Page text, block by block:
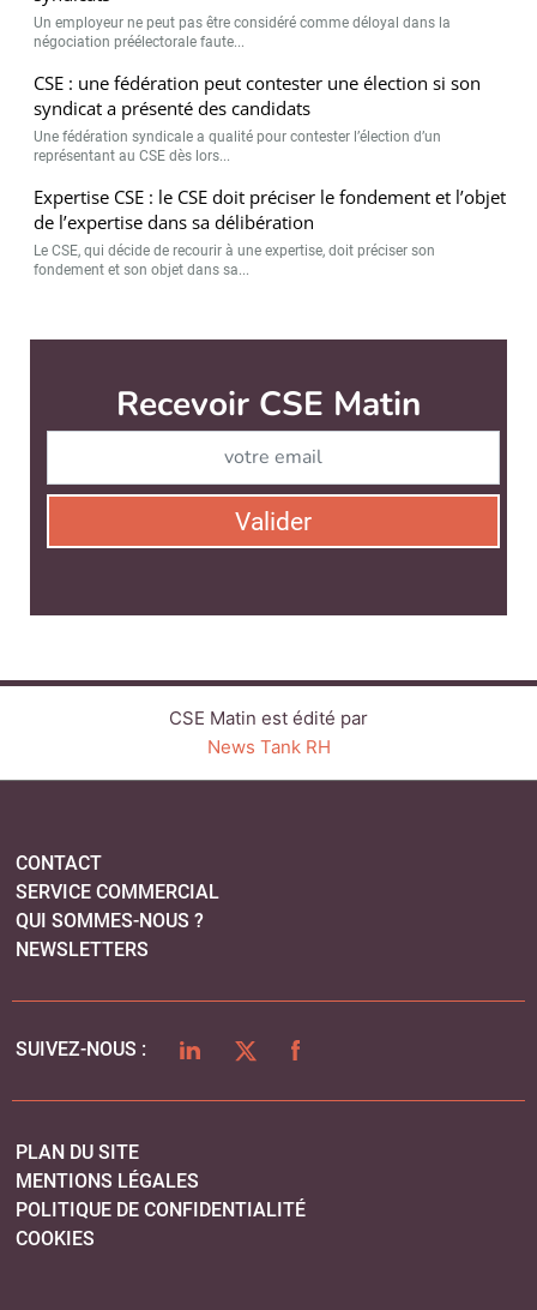
Un employeur ne peut pas être considéré comme déloyal dans la
négociation préélectorale faute...
CSE : une fédération peut contester une élection si son
syndicat a présenté des candidats
Une fédération syndicale a qualité pour contester l’élection d’un
représentant au CSE dès lors...
Expertise CSE : le CSE doit préciser le fondement et l’objet
de l’expertise dans sa délibération
Le CSE, qui décide de recourir à une expertise, doit préciser son
fondement et son objet dans sa...
CSE Matin est édité par
QUI SOMMES-NOUS ?
LINKEDINTWITTERFACEBOOK
MENTIONS LÉGALES
POLITIQUE DE CONFIDENTIALITÉ
COOKIES